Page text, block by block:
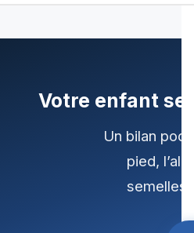
Votre enfant se
Un bilan
pied,
semelles